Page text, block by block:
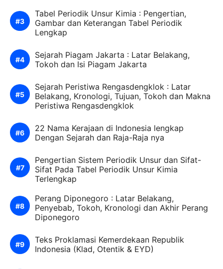
Tabel Periodik Unsur Kimia : Pengertian,
Gambar dan Keterangan Tabel Periodik
Lengkap
Sejarah Piagam Jakarta : Latar Belakang,
Tokoh dan Isi Piagam Jakarta
Sejarah Peristiwa Rengasdengklok : Latar
Belakang, Kronologi, Tujuan, Tokoh dan Makna
Peristiwa Rengasdengklok
22 Nama Kerajaan di Indonesia lengkap
Dengan Sejarah dan Raja-Raja nya
Pengertian Sistem Periodik Unsur dan Sifat-
Sifat Pada Tabel Periodik Unsur Kimia
Terlengkap
Perang Diponegoro : Latar Belakang,
Penyebab, Tokoh, Kronologi dan Akhir Perang
Diponegoro
Teks Proklamasi Kemerdekaan Republik
Indonesia (Klad, Otentik & EYD)